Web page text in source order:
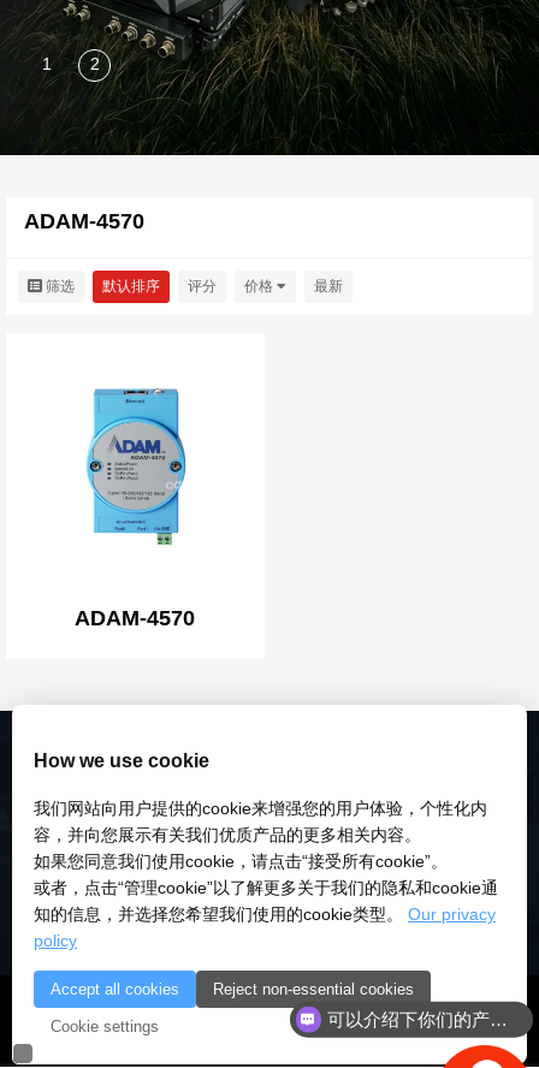
ADAM-4570
筛选 默认排序 评分 价格 最新
ADAM-4570
© 2018-2026 深圳市研伟科技有限公司 版权所有 |粤ICP备
18028922号-3
粤公安备：10000
How we use cookie
我们网站向用户提供的cookie来增强您的用户体验，个性化内
容，并向您展示有关我们优质产品的更多相关内容。
如果您同意我们使用cookie，请点击“接受所有cookie”。
或者，点击“管理cookie”以了解更多关于我们的隐私和cookie通
知的信息，并选择您希望我们使用的cookie类型。 Our privacy
policy
Accept all cookies Reject non-essential cookies
Cookie settings 可以介绍下你们的产品么